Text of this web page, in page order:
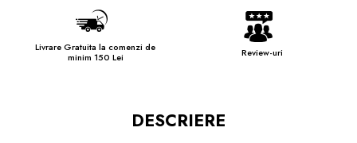
Livrare Gratuita la comenzi de
minim 150 Lei
Review-uri
DESCRIERE